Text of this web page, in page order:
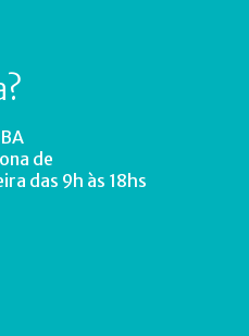
de
das 9h às 18hs